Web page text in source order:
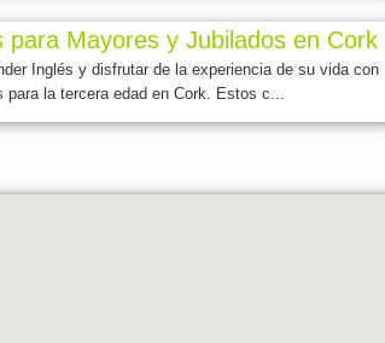
para Mayores y Jubilados en Cork
Inglés y disfrutar de la experiencia de su vida con
para la tercera edad en Cork. Estos c...